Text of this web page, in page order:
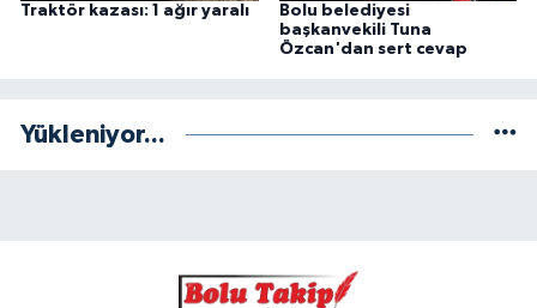
Traktör kazası: 1 ağır yaralı
Bolu belediyesi
başkanvekili Tuna
Özcan'dan sert cevap
Yükleniyor...